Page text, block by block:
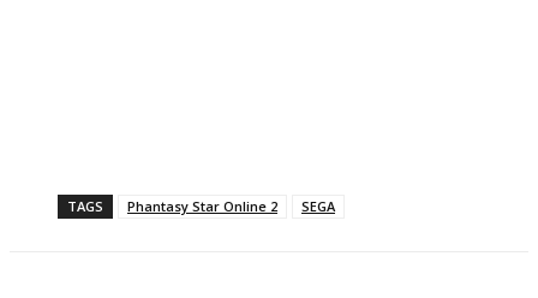
TAGS Phantasy Star Online 2 SEGA